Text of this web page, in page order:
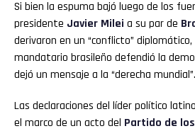
Si bien la espuma bajó luego de los
presidente Javier Milei a su par de
derivaron en un “conflicto”
mandatario brasileño defendió la
dejó un mensaje a la “derecha mundial”.
Las declaraciones del líder político
el marco de un acto del Partido de